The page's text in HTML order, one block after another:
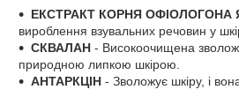
ЕКСТРАКТ КОРНЯ ОФІОЛОГОНА
вироблення взувальних речовин у
СКВАЛАН - Високоочищена
природною липкою шкірою.
АНТАРКЦІН - Зволожує шкіру, і